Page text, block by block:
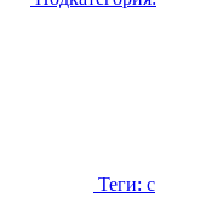
Теги: с